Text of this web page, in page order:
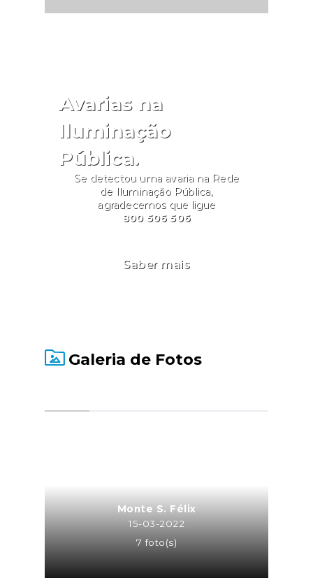
Avarias na
Iluminação
Pública.
Se detectou uma avaria na Rede
de Iluminação Pública,
agradecemos que ligue
800 506 506
Saber mais
Galeria de Fotos
Monte S. Félix
15-03-2022
7 foto(s)